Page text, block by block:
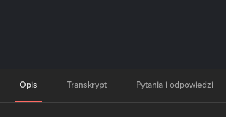
Opis Transkrypt Pytania i odpowiedzi